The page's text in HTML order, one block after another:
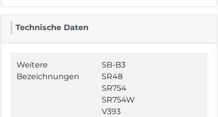
Technische Daten
Weitere
Bezeichnungen
SB-B3
SR48
SR754
SR754W
V393